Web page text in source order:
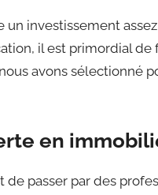
un investissement
il est primordial
avons sélectionné
en
de passer par des